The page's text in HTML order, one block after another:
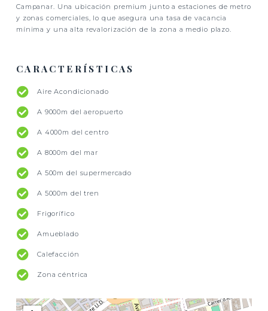
Campanar. Una ubicación premium junto a estaciones de metro
y zonas comerciales, lo que asegura unatasa de vacancia
mínima y una alta revalorización de la zona a medio plazo.
CARACTERÍSTICAS
Aire Acondicionado
A 9000m del aeropuerto
A 4000m del centro
A 8000m del mar
A 500m del supermercado
A 5000m del tren
Frigorífico
Amueblado
Calefacción
Zona céntrica